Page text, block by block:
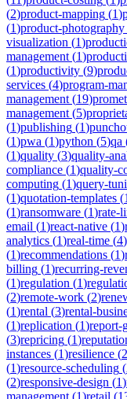
(2)product-mapping (1)
(1)product-photography
visualization (1)
management (1)
(1)productivity (9)
services (4)program-
management (19)
management (5)
(1)publishing (1)
(1)pwa (1)python (5)qa
(1)quality (3)quality-
compliance (1)quality-
computing (1)query-
(1)quotation-templates (1
(1)ransomware (1)rate-
email (1)react-native (1)
analytics (1)real-time (4)
(1)recommendations (1)
billing (1)recurring-
(1)regulation (1)
(2)remote-work (2)
(1)rental (3)rental-
(1)replication (1)report-
(3)repricing (1)
instances (1)resilience (2
(1)resource-scheduling (
(2)responsive-design (1)
management (1)retail (